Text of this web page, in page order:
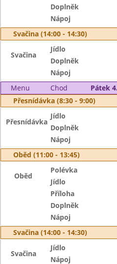
Doplněk
Nápoj
Svačina (14:00 - 14:30)
Svačina
Jídlo
Doplněk
Nápoj
Menu
Chod
Pátek
Přesnídávka (8:30 - 9:00)
Přesnídávka
Jídlo
Doplněk
Nápoj
Oběd (11:00 - 13:45)
Oběd
Polévka
Jídlo
Příloha
Doplněk
Nápoj
Svačina (14:00 - 14:30)
Svačina
Jídlo
Nápoj